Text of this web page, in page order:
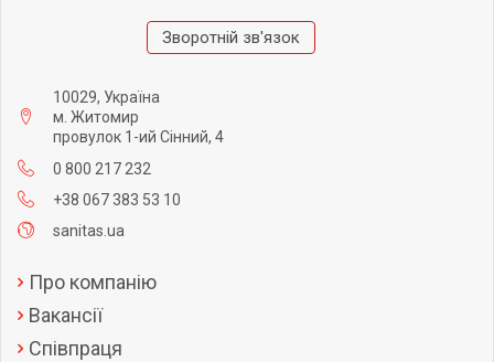
Зворотній зв'язок
10029, Україна
м. Житомир
провулок 1-ий Сінний, 4
0 800 217 232
+38 067 383 53 10
sanitas.ua
Про компанію
Вакансії
Співпраця